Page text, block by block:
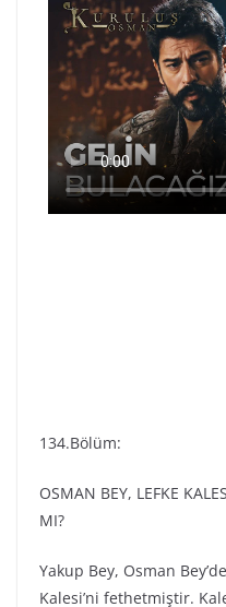
134.Bölüm:
OSMAN BEY, LEFKE
MI?
Yakup Bey, Osman
Kalesi’ni fethetmiştir.